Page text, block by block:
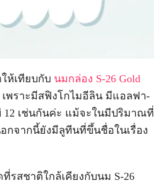
ห้เทียบกับ นมกล่อง S-26 Gold
พราะมีสฟิงโกไมอีลิน มีแอลฟา-
12 เช่นกันค่ะ แม้จะในมีปริมาณที่
กจากนี้ยังมีลูทีนที่ขึ้นชื่อในเรื่อง
รสชาติใกล้เคียงกับนม S-26